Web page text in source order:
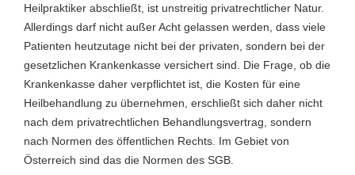
Heilpraktiker abschließt, ist unstreitig privatrechtlicher Natur.
Allerdings darf nicht außer Acht gelassen werden, dass viele
Patienten heutzutage nicht bei der privaten, sondern bei der
gesetzlichen Krankenkasse versichert sind. Die Frage, ob die
Krankenkasse daher verpflichtet ist, die Kosten für eine
Heilbehandlung zu übernehmen, erschließt sich daher nicht
nach dem privatrechtlichen Behandlungsvertrag, sondern
nach Normen des öffentlichen Rechts. Im Gebiet von
Österreich sind das die Normen des SGB.